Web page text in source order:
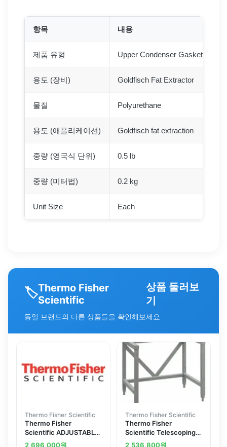
항목 내용
제품 유형 Upper Condenser Gasket
용도 (장비) Goldfisch Fat Extractor
물질 Polyurethane
용도 (애플리케이션) Goldfisch fat extraction
중량 (영국식 단위) 0.5 lb
중량 (미터법) 0.2 kg
Unit Size Each
🏷️Thermo Fisher
Scientific
상품 둘러보
기
동일 브랜드의 다른 상품들을 확인해보세요
Thermo Fisher Scientific
Thermo Fisher
Scientific ADJUSTABLE
HEIGHT STAND 6FT B2
2,696,000원
Thermo Fisher Scientific
Thermo Fisher
Scientific Telescoping
Base Stands, 48W x
2,536,800원